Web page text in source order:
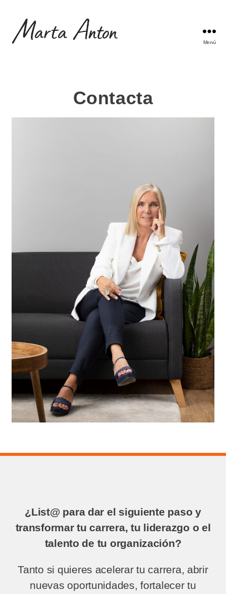
Menú
Contacta​
¿List@ para dar el siguiente paso y
transformar tu carrera, tu liderazgo o el
talento de tu organización?
Tanto si quieres acelerar tu carrera, abrir
nuevas oportunidades, fortalecer tu